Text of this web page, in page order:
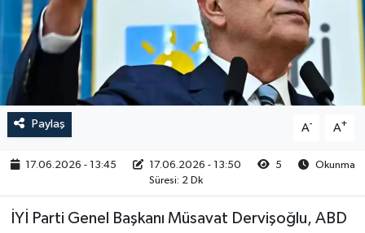
Paylaş A- A+
17.06.2026 - 13:45 17.06.2026 - 13:50 5
Okunma
Süresi: 2 Dk
İYİ Parti Genel Başkanı Müsavat Dervişoğlu, ABD
RESMİ İLAN